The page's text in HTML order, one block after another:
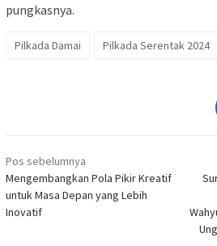
pungkasnya.
Pilkada Damai Pilkada Serentak 2024
Navigasi
pos
Pos sebelumnya
Mengembangkan Pola Pikir Kreatif
untuk Masa Depan yang Lebih
Inovatif